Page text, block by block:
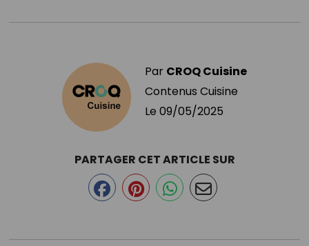
Par CROQ Cuisine
Contenus Cuisine
Le 09/05/2025
PARTAGER CET ARTICLE SUR